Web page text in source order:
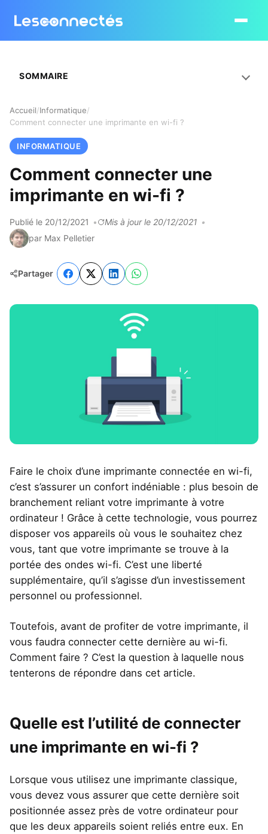
Ouvrir le
Accueil Informatique
Comment connecter une imprimante en wi-fi ?
INFORMATIQUE
Comment connecter une
imprimante en wi-fi ?
Publié le 20/12/2021
Mis à jour le 20/12/2021
par Max Pelletier
Partager
Faire le choix d’une imprimante connectée en wi-fi,
c’est s’assurer un confort indéniable : plus besoin de
branchement reliant votre imprimante à votre
ordinateur ! Grâce à cette technologie, vous pourrez
disposer vos appareils où vous le souhaitez chez
vous, tant que votre imprimante se trouve à la
portée des ondes wi-fi. C’est une liberté
supplémentaire, qu’il s’agisse d’un investissement
personnel ou professionnel.
Toutefois, avant de profiter de votre imprimante, il
vous faudra connecter cette dernière au wi-fi.
Comment faire ? C’est la question à laquelle nous
tenterons de répondre dans cet article.
Quelle est l’utilité de connecter
une imprimante en wi-fi ?
Lorsque vous utilisez une imprimante classique,
vous devez vous assurer que cette dernière soit
positionnée assez près de votre ordinateur pour
que les deux appareils soient reliés entre eux. En
SOMMAIRE